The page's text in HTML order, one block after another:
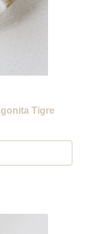
Tigre